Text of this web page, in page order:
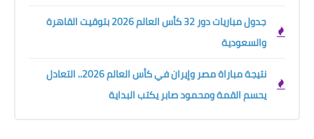
جدول مباريات دور 32 كأس العالم 2026 بتوقيت القاهرة
والسعودية
نتيجة مباراة مصر وإيران في كأس العالم 2026.. التعادل
يحسم القمة ومحمود صابر يكتب البداية